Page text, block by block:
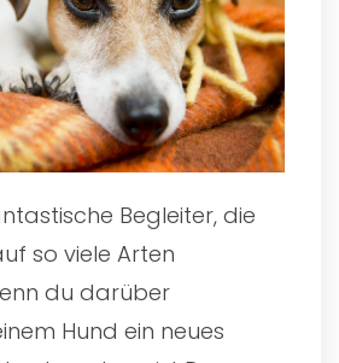
Begleiter, die
so viele Arten
du darüber
Hund ein neues